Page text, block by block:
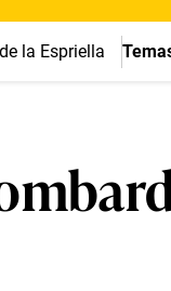
la Espriella